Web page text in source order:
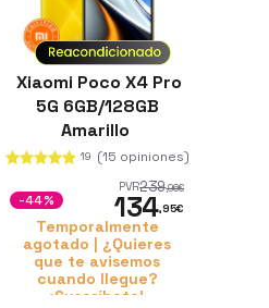
Xiaomi Poco X4 Pro
5G 6GB/128GB
Amarillo
19 (15 opiniones)
PVR239,96€
134,95€
-44%
Temporalmente
agotado | ¿Quieres
que te avisemos
cuando llegue?
¡Suscríbete!